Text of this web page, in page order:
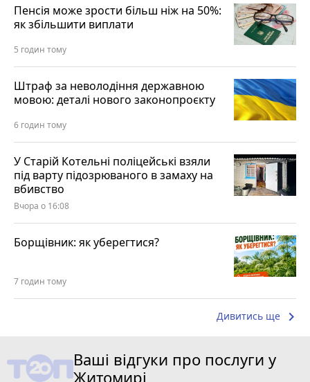
Пенсія може зрости більш ніж на 50%:
як збільшити виплати
5 годин тому
Штраф за неволодіння державною
мовою: деталі нового законопроєкту
6 годин тому
У Старій Котельні поліцейські взяли
під варту підозрюваного в замаху на
вбивство
Вчора о 16:08
Борщівник: як уберегтися?
7 годин тому
Дивитись ще keyboard_arrow_right
Ваші відгуки про послуги у
Житомирі